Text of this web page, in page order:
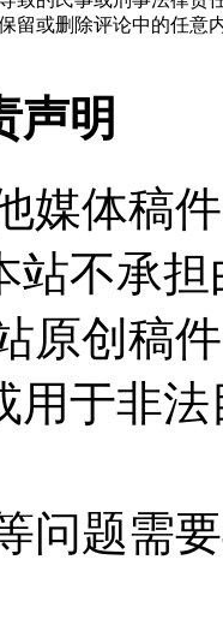
留或删除评论中的任意
声明
媒体稿
站不承
原创稿
用于非
问题需